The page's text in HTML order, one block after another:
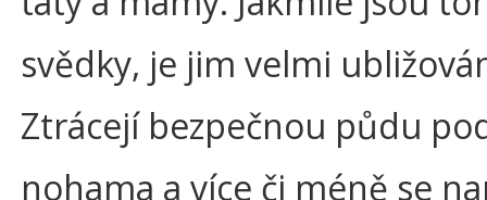
svědky, je jim velmi
Ztrácejí bezpečnou půdu
nohama a více či méně se